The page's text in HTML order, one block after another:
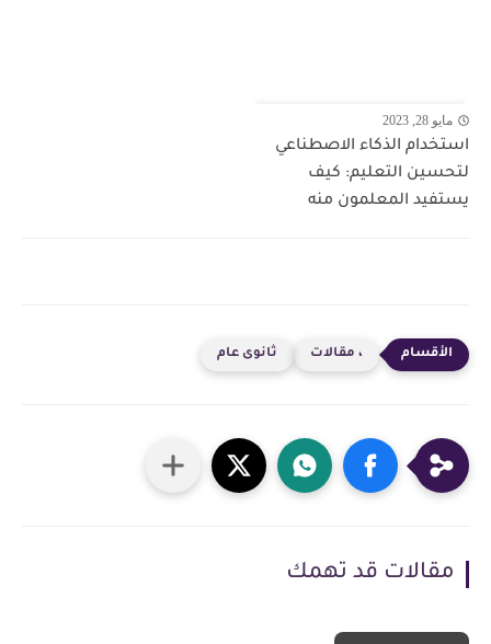
مايو 28, 2023
استخدام الذكاء الاصطناعي
لتحسين التعليم: كيف
يستفيد المعلمون منه
، مقالات ثانوى عام
مقالات قد تهمك